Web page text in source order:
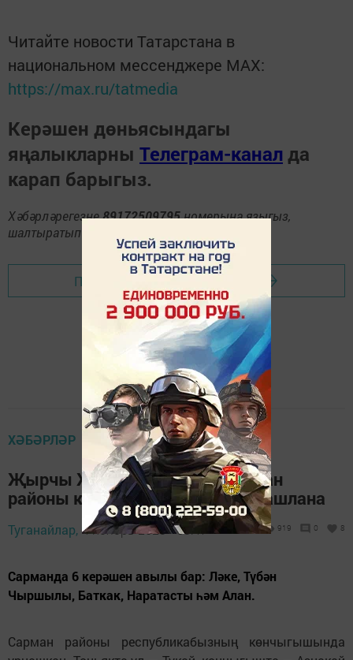
Читайте новости Татарстана в
национальном мессенджере MАХ:
https://max.ru/tatmedia
Керәшен дөньясындагы
яңалыкларны Телеграм-канал да
карап барыгыз.
Хәбәрләрегезне89172509795номерына языгыз,
шалтыратып әйтегез.
Перейти на страницу новости
ХӘБӘРЛӘР
Җырчы Җәкәү йортында Сарман
районы керәшеннәре айлыгы башлана
Туганайлар, 4 ноябрь 2023 - 08:47 919 0 8
Сарманда 6 керәшен авылы бар: Ләке, Түбән
Чыршылы, Баткак, Наратасты һәм Алан.
Сарман районы республикабызның көнчыгышында